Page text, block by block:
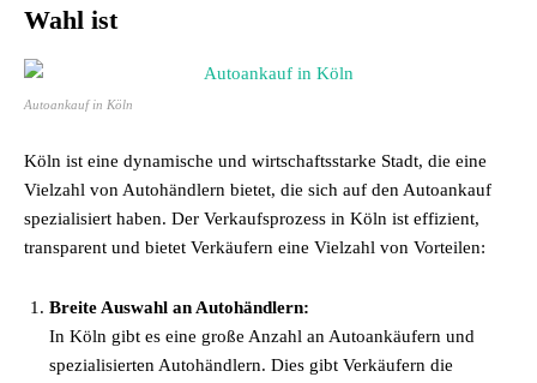
Wahl ist
Autoankauf in Köln
Köln ist eine dynamische und wirtschaftsstarke Stadt, die eine
Vielzahl von Autohändlern bietet, die sich auf den Autoankauf
spezialisiert haben. Der Verkaufsprozess in Köln ist effizient,
transparent und bietet Verkäufern eine Vielzahl von Vorteilen:
Breite Auswahl an Autohändlern:
In Köln gibt es eine große Anzahl an Autoankäufern und
spezialisierten Autohändlern. Dies gibt Verkäufern die